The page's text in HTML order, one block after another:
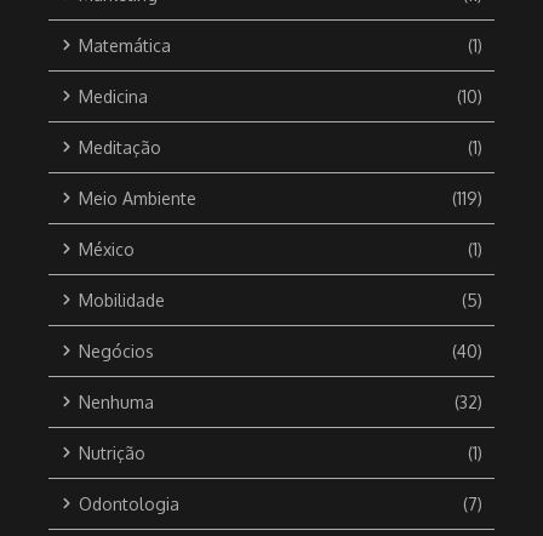
Matemática (1)
Medicina (10)
Meditação (1)
Meio Ambiente (119)
México (1)
Mobilidade (5)
Negócios (40)
Nenhuma (32)
Nutrição (1)
Odontologia (7)